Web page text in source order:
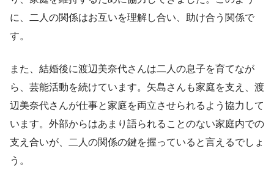
に、二人の関係はお互いを理解し合い、助け合う関係で
す。
また、結婚後に渡辺美奈代さんは二人の息子を育てなが
ら、芸能活動を続けています。矢島さんも家庭を支え、渡
辺美奈代さんが仕事と家庭を両立させられるよう協力して
います。外部からはあまり語られることのない家庭内での
支え合いが、二人の関係の鍵を握っていると言えるでしょ
う。